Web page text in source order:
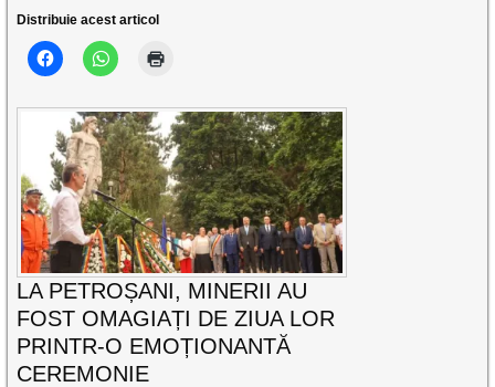
Distribuie acest articol
LA PETROȘANI, MINERII AU
FOST OMAGIAȚI DE ZIUA LOR
PRINTR-O EMOȚIONANTĂ
CEREMONIE